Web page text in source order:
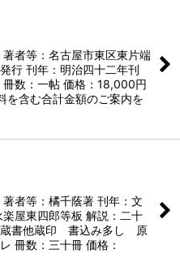
者等：名古屋市東区東片端
行 刊年：明治四十二年刊
数：一帖 価格：18,000円
を含む合計金額のご案内を
者等：橘千蔭著 刊年：文
屋東四郎等板 解説：二十
書他蔵印 書込み多し 原
冊数：三十冊 価格：